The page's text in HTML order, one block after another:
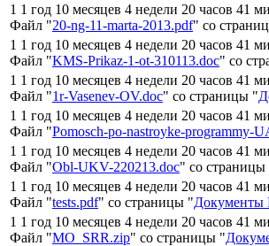
1 1 год 10 месяцев 4 недели 20 часов 41
Файл "20-ng-11-marta-2013.pdf" со
1 1 год 10 месяцев 4 недели 20 часов 41
Файл "KMS-Prikaz-1-ot-310113.doc" со
1 1 год 10 месяцев 4 недели 20 часов 41
Файл "1r-Vasenev-OV.doc" со страницы "
1 1 год 10 месяцев 4 недели 20 часов 41
Файл "Pomosch-po-nastroyke-programmy-
1 1 год 10 месяцев 4 недели 20 часов 41
Файл "Obl-UKV-220213.doc" со страницы
1 1 год 10 месяцев 4 недели 20 часов 41
Файл "tests.pdf" со страницы "Документы
1 1 год 10 месяцев 4 недели 20 часов 41
Файл "MO_SRR.zip" со страницы "